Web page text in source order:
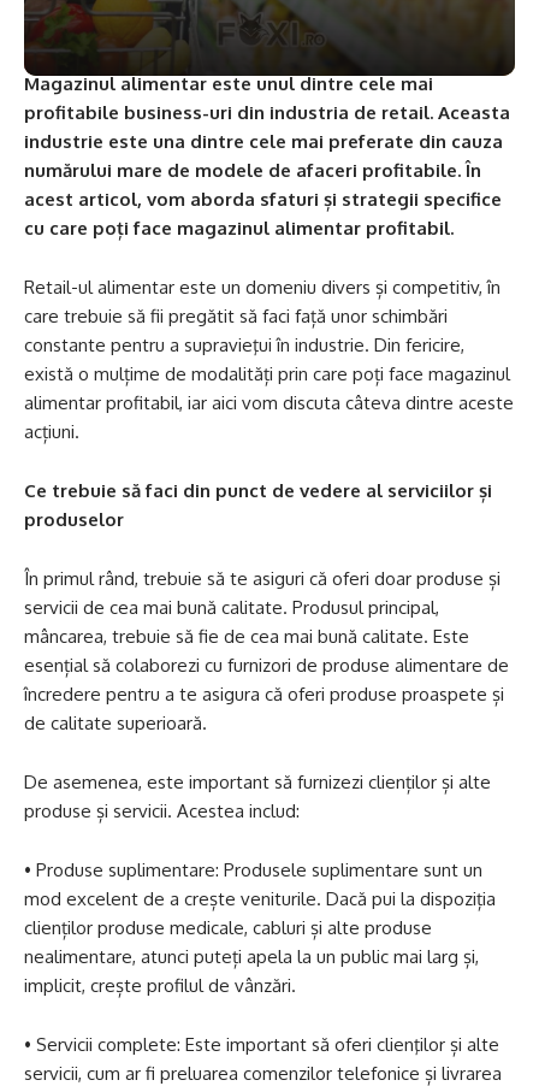
Magazinul alimentar este unul dintre cele mai
profitabile business-uri din industria de retail. Aceasta
industrie este una dintre cele mai preferate din cauza
numărului mare de modele de afaceri profitabile. În
acest articol, vom aborda sfaturi și strategii specifice
cu care poți face magazinul alimentar profitabil.
Retail-ul alimentar este un domeniu divers și competitiv, în
care trebuie să fii pregătit să faci față unor schimbări
constante pentru a supravieţui în industrie. Din fericire,
există o mulțime de modalități prin care poți face magazinul
alimentar profitabil, iar aici vom discuta câteva dintre aceste
acțiuni.
Ce trebuie să faci din punct de vedere al serviciilor și
produselor
În primul rând, trebuie să te asiguri că oferi doar produse și
servicii de cea mai bună calitate. Produsul principal,
mâncarea, trebuie să fie de cea mai bună calitate. Este
esențial să colaborezi cu furnizori de produse alimentare de
încredere pentru a te asigura că oferi produse proaspete și
de calitate superioară.
De asemenea, este important să furnizezi clienților și alte
produse și servicii. Acestea includ:
• Produse suplimentare: Produsele suplimentare sunt un
mod excelent de a crește veniturile. Dacă pui la dispoziția
clienților produse medicale, cabluri și alte produse
nealimentare, atunci puteți apela la un public mai larg și,
implicit, crește profilul de vânzări.
• Servicii complete: Este important să oferi clienţilor și alte
servicii, cum ar fi preluarea comenzilor telefonice și livrarea